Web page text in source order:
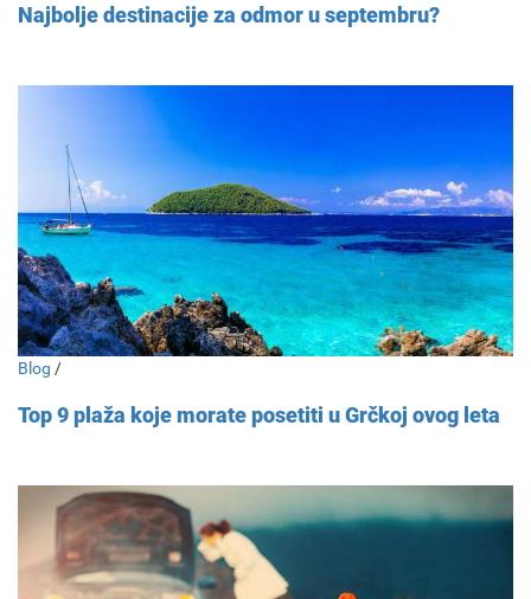
Najbolje destinacije za odmor u septembru?
Blog /
Top 9 plaža koje morate posetiti u Grčkoj ovog leta